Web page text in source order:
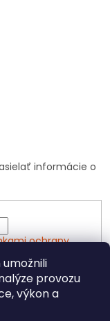
provozu
výkon a
informácie o
ochrany